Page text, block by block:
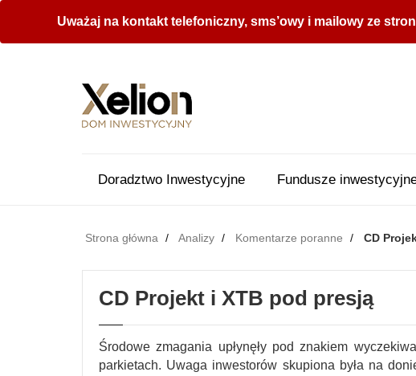
Uważaj na kontakt telefoniczny, sms’owy i mailowy ze
Doradztwo Inwestycyjne Fundusze
Strona główna Analizy Komentarze poranne CD
CD Projekt i XTB pod presją
Środowe zmagania upłynęły pod znakiem
parkietach. Uwaga inwestorów skupiona była na